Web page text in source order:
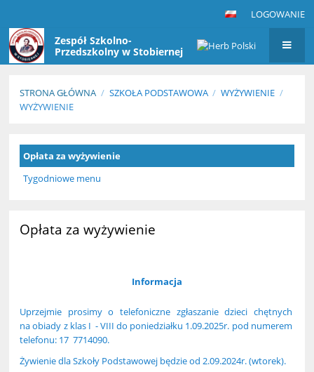
LOGOWANIE
Zespół Szkolno-
Przedszkolny w Stobiernej
STRONA GŁÓWNA / SZKOŁA PODSTAWOWA / WYŻYWIENIE /
WYŻYWIENIE
Wyżywienie
Opłata za wyżywienie
Tygodniowe menu
Opłata za wyżywienie
Informacja
Uprzejmie prosimy o telefoniczne zgłaszanie dzieci chętnych
na obiady z klas I - VIII do poniedziałku 1.09.2025r. pod numerem
telefonu: 17 7714090.
Żywienie dla Szkoły Podstawowej będzie od 2.09.2024r. (wtorek).